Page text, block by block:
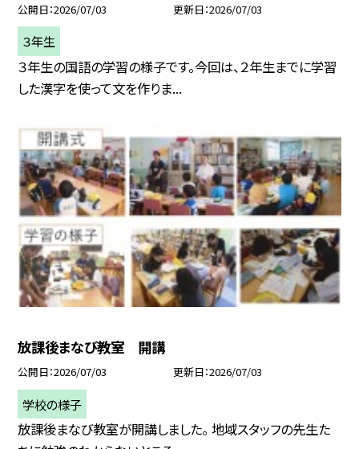
公開日 2026/07/03 更新日 2026/07/03
３年生
３年生の国語の学習の様子です。今回は、２年生までに学習
した漢字を使って文を作りま...
放課後まなび教室 開講
公開日 2026/07/03 更新日 2026/07/03
学校の様子
放課後まなび教室が開講しました。 地域スタッフの先生た